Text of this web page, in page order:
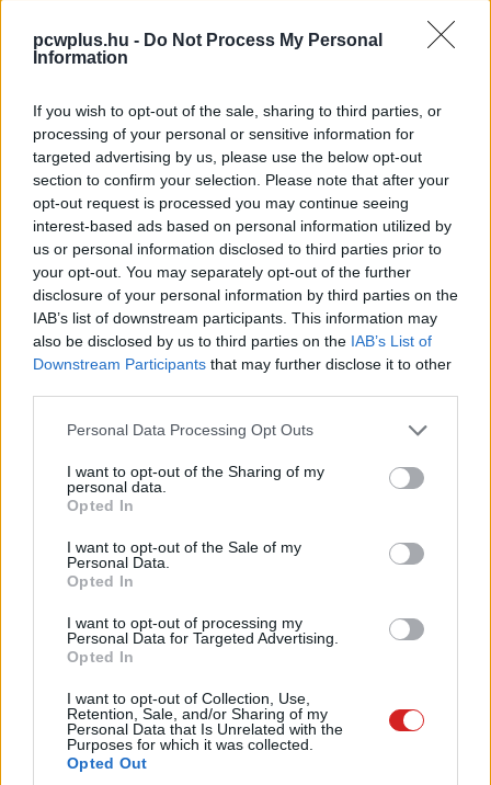
pcwplus.hu - Do Not Process My Personal
Information
If you wish to opt-out of the sale, sharing to third parties, or
processing of your personal or sensitive information for
targeted advertising by us, please use the below opt-out
section to confirm your selection. Please note that after your
opt-out request is processed you may continue seeing
interest-based ads based on personal information utilized by
us or personal information disclosed to third parties prior to
your opt-out. You may separately opt-out of the further
disclosure of your personal information by third parties on the
IAB’s list of downstream participants. This information may
also be disclosed by us to third parties on the IAB’s List of
Downstream Participants that may further disclose it to other
Please note that this website/app uses one or more Google
not limited to your visit or usage behaviour. You may click to
grant or deny consent to Google and its third-party tags to
use your data for below specified purposes in below Google
consent section.
Personal Data Processing Opt Outs
I want to opt-out of the Sharing of my
personal data.
Opted In
I want to opt-out of the Sale of my
Personal Data.
Opted In
I want to opt-out of processing my
Personal Data for Targeted Advertising.
Opted In
I want to opt-out of Collection, Use,
Retention, Sale, and/or Sharing of my
Personal Data that Is Unrelated with the
Purposes for which it was collected.
Opted Out
Harangi László|2014 február 25. 11:00
Műanyagba csomagolták az iPhone 5C-t
követő HTC Desire 816-ot.
Az HTC nem a Mobile World Congressen mutatja be az
HTC M8-ast (erre március 25-ig várnunk kell),
ugyanakkor a középkategória királyáról ott rántották le a
leplet. A Desire 816 egy meglehetősen vonzó
A Desire 816-ot műanyagba csomagolták, ugyanakkor
meglehetősen jó minőségűbe, amelynek hála élőben
állítólag nagyon meggyőző
. Az 5,5 hüvelykes kijelző
kiválóak. Az előlapra egy 5 megapixeles, HD-videót
rögzíteni képes kamera került, hátulra pedig egy 13
Az LTE-képes telefon egyes piacokon dual-SIM-es
verzióban is elérhető lesz, amely ráadásul dual-aktív